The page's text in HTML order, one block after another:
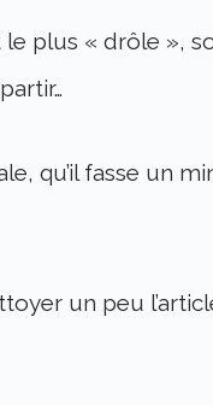
le plus « drôle »,
qu’il fasse un
un peu